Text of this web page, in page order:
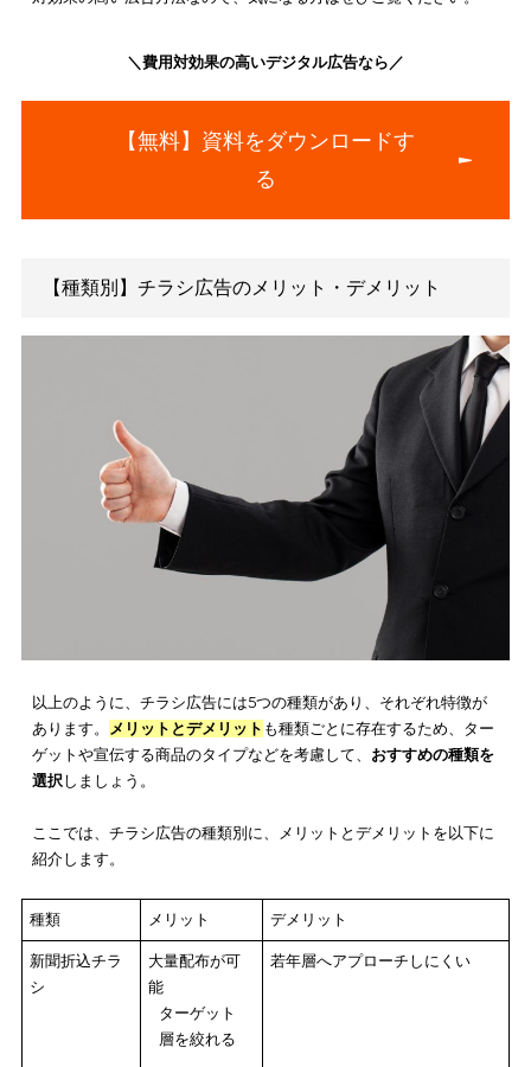
同封同梱チラシ
しかし、デジタルチラシ提供サイトなど特定のサービスを利用
場合には所定の費用が発生します。
また、すべての広告チラシにおいて、他社のサービスやサポー
受ける場合は追加で費用が掛かる場合もあるでしょう。
チラシの種類ごとの費用相場を勘案し、最も適切な方法を選ぶ
判断基準にしましょう。
また、費用を抑えてデジタルサイネージ広告を利用したいとい
xAdbox（アドボックス）
がおすすめです。
トイレ空間で個室トイレの利用
が可能で、他のデジタルサイネージ広告
サービスの内容や料金、広告出稿までの流れなどをわかりやす
明した資料を下記より【無料】でダウンロードいただけます。
対効果の高い広告方法なので、気になる方はぜひご覧ください。
＼費用対効果の高いデジタル広告なら／
【無料】資料をダウンロードす
る